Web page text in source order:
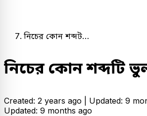
নিচের কোন শব্দট…
নিচের কোন শব্দটি
Created: 2 years ago | Updated: 9
Updated: 9 months ago